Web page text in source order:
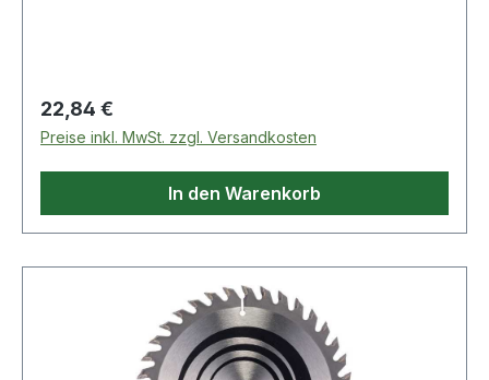
Regulärer Preis:
22,84 €
Preise inkl. MwSt. zzgl. Versandkosten
In den Warenkorb